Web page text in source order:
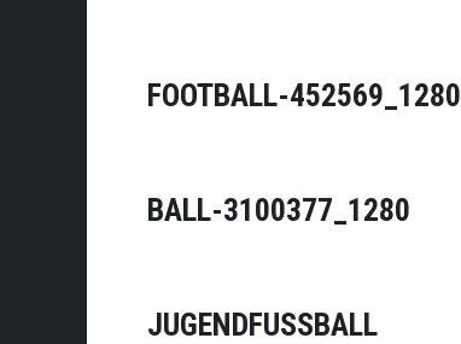
FOOTBALL-452569_1280
BALL-3100377_1280
JUGENDFUSSBALL